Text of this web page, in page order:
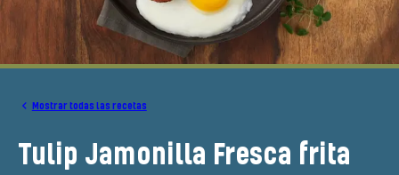
Mostrar todas las recetas
Tulip Jamonilla Fresca frita